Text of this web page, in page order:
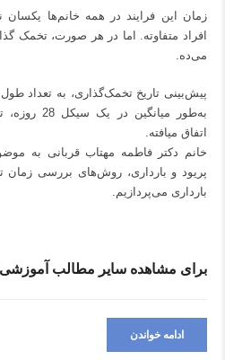
زمان این فرایند در همه خانم‌ها
افراد متفاوته. اما در هر صورت، تخمک
می‌ده.
پیش‌بینی تاریخ تخمک‌گذاری، به تعداد
به‌طور
اتفاق میافته.
خانم دکتر فاطمه‌ مهتاب قربانی به
پریود و بارداری، روش‌های بررسی زمان
بارداری می‌پردازیم.
برای مشاهده سایر مطالب
ادامه خواندن